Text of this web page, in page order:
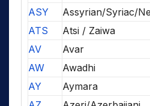
ASY
Assyrian/Syriac/
ATS
Atsi / Zaiwa
AV
Avar
AW
Awadhi
AY
Aymara